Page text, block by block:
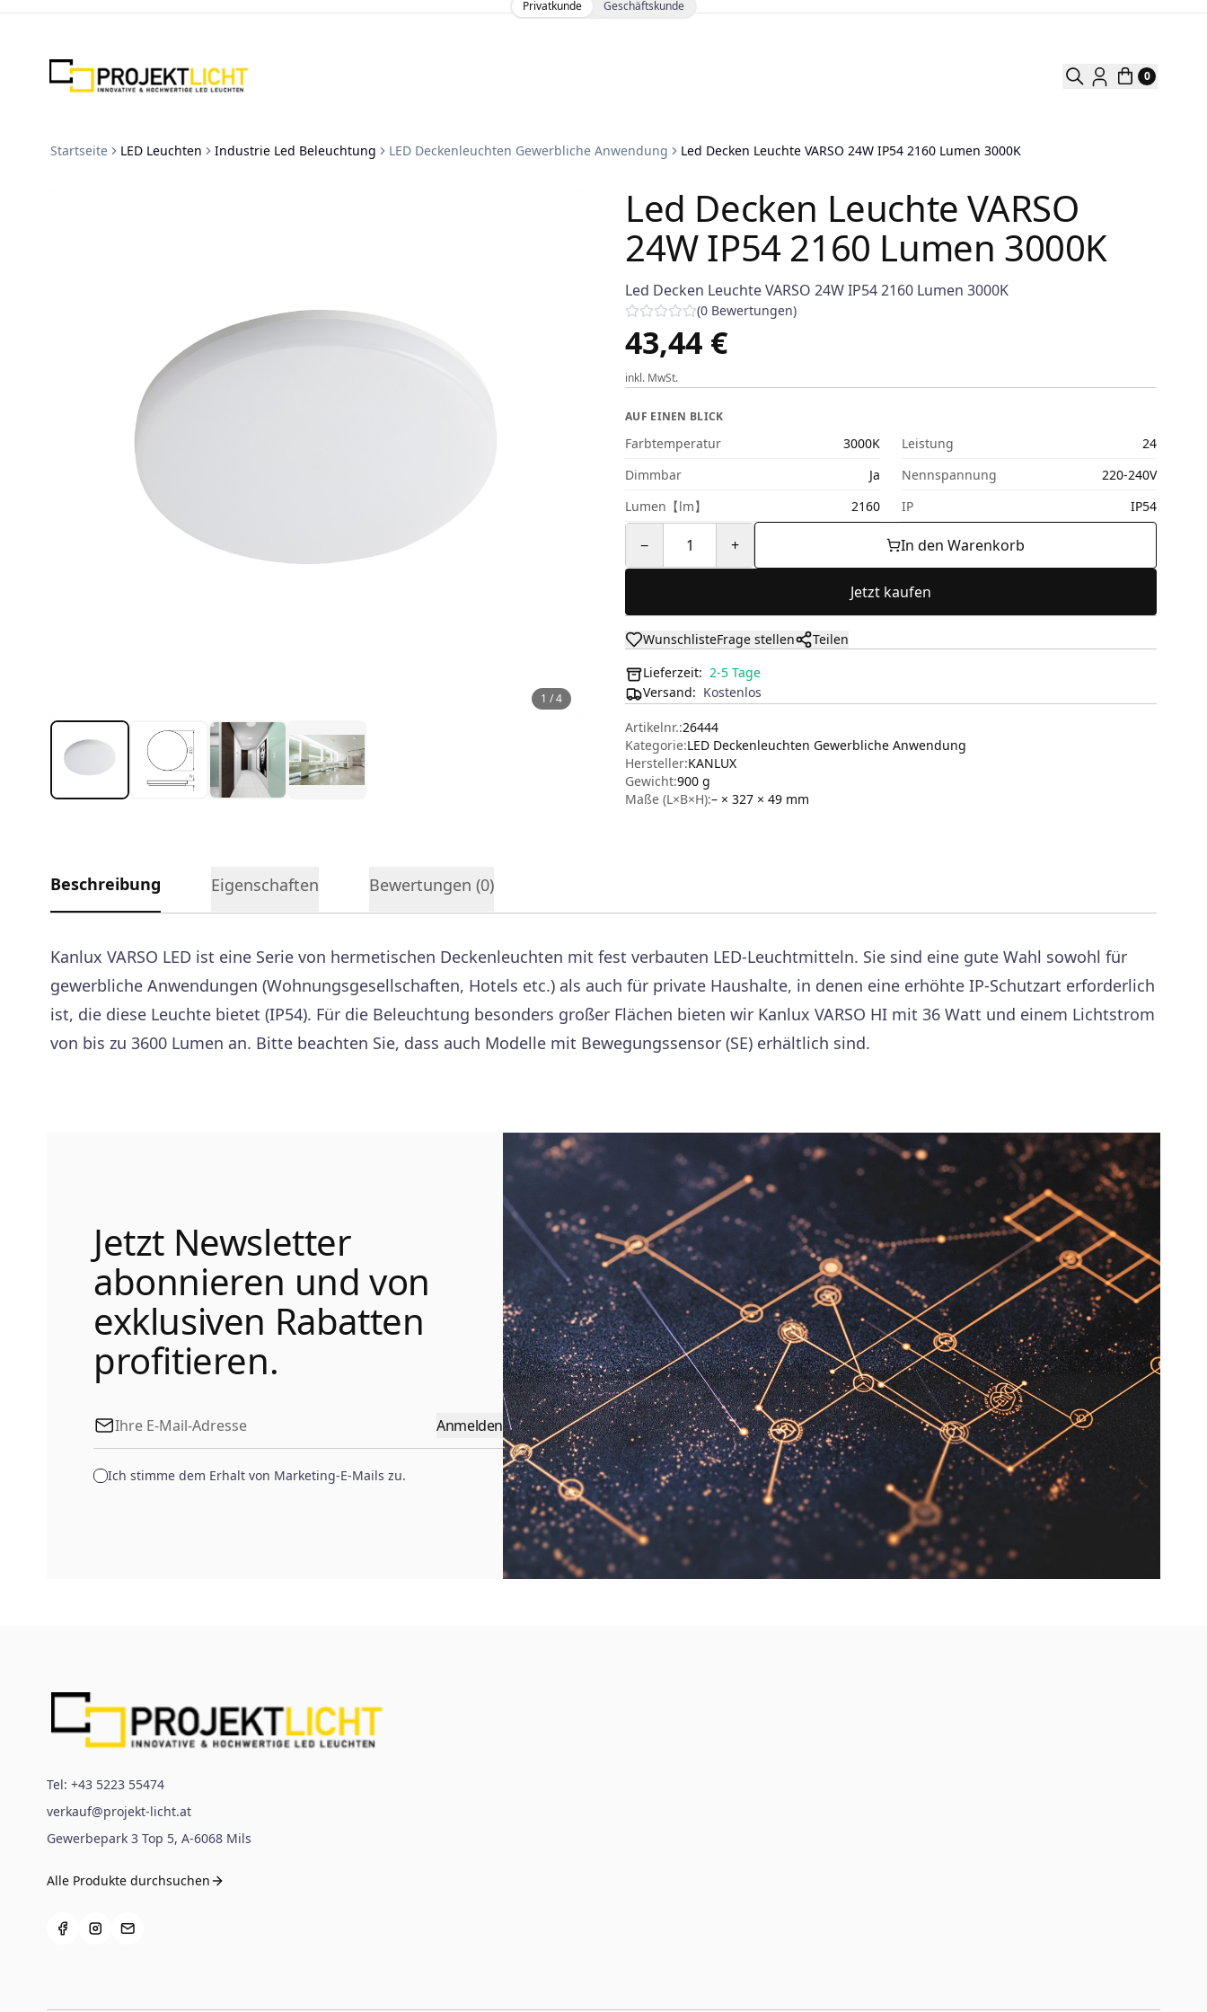
Zum Inhalt springen Privatkunde Geschäftskunde
0
Startseite LED Leuchten Industrie Led Beleuchtung LED Deckenleuchten Gewerbliche Anwendung Led Decken Leuchte VARSO 24W IP54 2160 Lumen 3000K
1 /4
Led Decken Leuchte VARSO
24W IP54 2160 Lumen 3000K
Led Decken Leuchte VARSO 24W IP54 2160 Lumen 3000K
(0 Bewertungen)
43,44 €
inkl. MwSt.
AUF EINEN BLICK
Farbtemperatur 3000K Leistung
24
Dimmbar
Ja Nennspannung
220-240V
Lumen【lm】
2160 IP IP54
− 1 + In den Warenkorb
Jetzt kaufen
WunschlisteFrage stellen
Teilen
Lieferzeit: 2-5 Tage
Versand: Kostenlos
Artikelnr.:26444
Kategorie:LED Deckenleuchten Gewerbliche Anwendung
Hersteller:KANLUX
Gewicht:900 g
Maße (L×B×H):– × 327 × 49 mm
Beschreibung Eigenschaften Bewertungen (0)
Kanlux VARSO LED ist eine Serie von hermetischen Deckenleuchten mit fest verbauten LED-Leuchtmitteln. Sie sind eine gute Wahl sowohl für
gewerbliche Anwendungen (Wohnungsgesellschaften, Hotels etc.) als auch für private Haushalte, in denen eine erhöhte IP-Schutzart erforderlich
ist, die diese Leuchte bietet (IP54). Für die Beleuchtung besonders großer Flächen bieten wir Kanlux VARSO HI mit 36 Watt und einem Lichtstrom
von bis zu 3600 Lumen an. Bitte beachten Sie, dass auch Modelle mit Bewegungssensor (SE) erhältlich sind.
Jetzt Newsletter
abonnieren und von
exklusiven Rabatten
profitieren.
Anmelden
Ich stimme dem Erhalt von Marketing-E-Mails zu.
Tel: +43 5223 55474
verkauf@projekt-licht.at
Gewerbepark 3 Top 5, A-6068 Mils
Alle Produkte durchsuchen